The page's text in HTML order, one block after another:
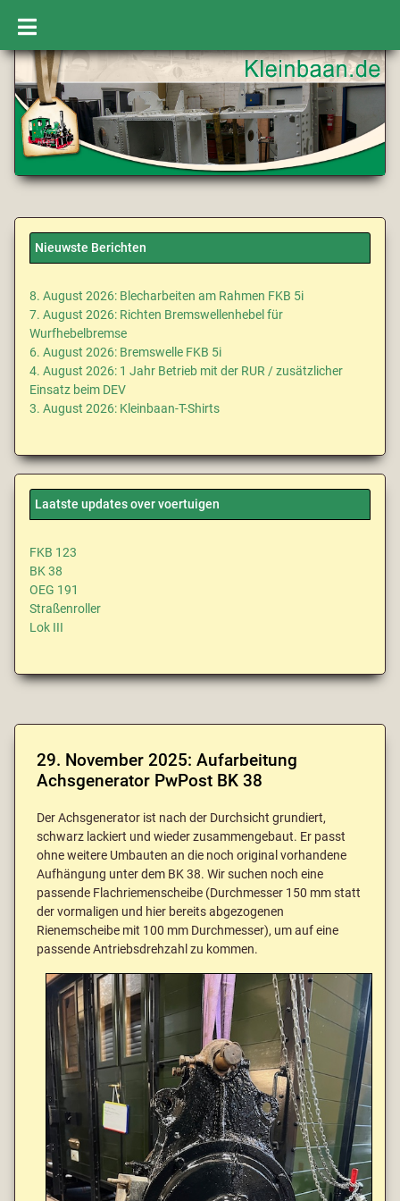
Nieuwste Berichten
8. August 2026: Blecharbeiten am Rahmen FKB 5i
7. August 2026: Richten Bremswellenhebel für
Wurfhebelbremse
6. August 2026: Bremswelle FKB 5i
4. August 2026: 1 Jahr Betrieb mit der RUR / zusätzlicher
Einsatz beim DEV
3. August 2026: Kleinbaan-T-Shirts
Laatste updates over voertuigen
FKB 123
BK 38
OEG 191
Straßenroller
Lok III
29. November 2025: Aufarbeitung
Achsgenerator PwPost BK 38
Der Achsgenerator ist nach der Durchsicht grundiert,
schwarz lackiert und wieder zusammengebaut. Er passt
ohne weitere Umbauten an die noch original vorhandene
Aufhängung unter dem BK 38. Wir suchen noch eine
passende Flachriemenscheibe (Durchmesser 150 mm statt
der vormaligen und hier bereits abgezogenen
Rienemscheibe mit 100 mm Durchmesser), um auf eine
passende Antriebsdrehzahl zu kommen.